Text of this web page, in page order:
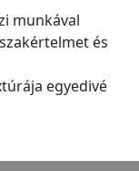
munkával
és
egyedivé